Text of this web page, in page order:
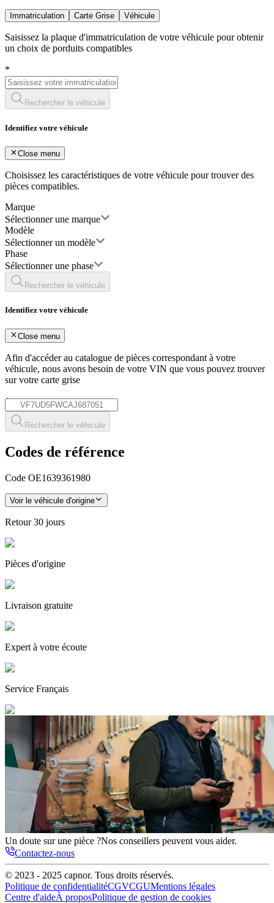
Immatriculation Carte Grise Véhicule
Saisissez la plaque d'immatriculation de votre véhicule pour obtenir
un choix de porduits compatibles
*
Rechercher le véhicule
Identifiez votre véhicule
Close menu
Choisissez les caractéristiques de votre véhicule pour trouver des
pièces compatibles.
Marque
Sélectionner une marque
Modèle
Sélectionner un modèle
Phase
Sélectionner une phase
Rechercher le véhicule
Identifiez votre véhicule
Close menu
Afin d'accéder au catalogue de pièces correspondant à votre
véhicule, nous avons besoin de votre VIN que vous pouvez trouver
sur votre carte grise
*
Rechercher le véhicule
Codes de référence
Code OE1639361980
Voir le véhicule d'origine
Retour30 jours
Pièces d'origine
Livraison gratuite
Expert à votre écoute
Service Français
Un doute sur une pièce ?Nos conseillers peuvent vous aider.
Contactez-nous
© 2023 - 2025 capnor. Tous droits réservés.
Politique de confidentialitéCGVCGUMentions légales
Centre d'aideÀ proposPolitique de gestion de cookies